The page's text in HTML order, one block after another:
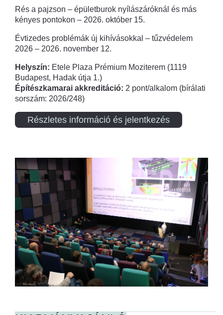
Rés a pajzson – épületburok nyílászáróknál és más
kényes pontokon – 2026. október 15.
Évtizedes problémák új kihívásokkal – tűzvédelem
2026 – 2026. november 12.
Helyszín: Etele Plaza Prémium Moziterem (1119
Budapest, Hadak útja 1.)
Építészkamarai akkreditáció: 2 pont/alkalom (bírálati
sorszám: 2026/248)
Részletes információ és jelentkezés